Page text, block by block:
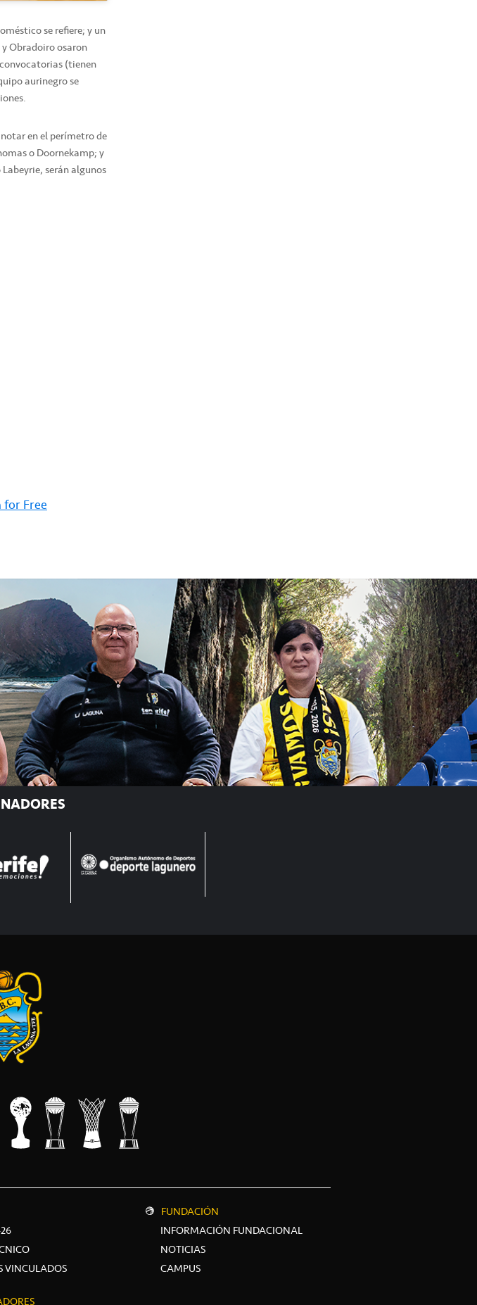
se refiere; y un
Obradoiro osaron
(tienen
aurinegro se
en el perímetro de
o Doornekamp; y
serán algunos
for Free
VINCULADOS
FUNDACIÓN
INFORMACIÓN FUNDACIONAL
NOTICIAS
CAMPUS